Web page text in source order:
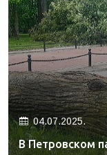
04.07.2025.
В Петровском